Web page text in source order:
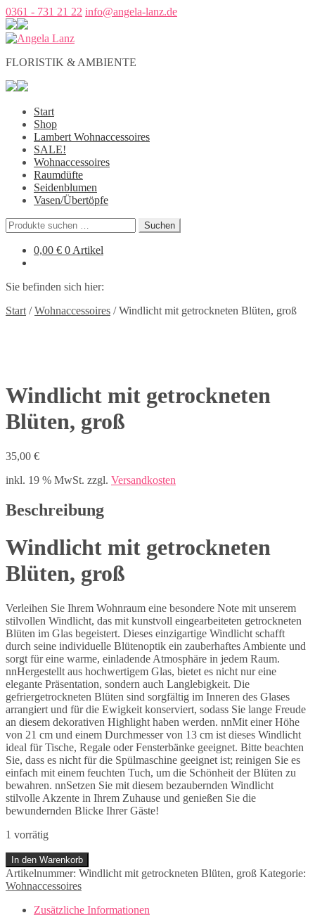
0361 - 731 21 22 info@angela-lanz.de
FLORISTIK & AMBIENTE
Start
Shop
Lambert Wohnaccessoires
SALE!
Wohnaccessoires
Raumdüfte
Seidenblumen
Vasen/Übertöpfe
Suchen
nach:
Suchen
0,00 € 0 Artikel
Sie befinden sich hier:
Start /Wohnaccessoires /Windlicht mit getrockneten Blüten, groß
Windlicht mit getrockneten
Blüten, groß
35,00 €
inkl. 19 % MwSt. zzgl. Versandkosten
Beschreibung
Windlicht mit getrockneten
Blüten, groß
Verleihen Sie Ihrem Wohnraum eine besondere Note mit unserem
stilvollen Windlicht, das mit kunstvoll eingearbeiteten getrockneten
Blüten im Glas begeistert. Dieses einzigartige Windlicht schafft
durch seine individuelle Blütenoptik ein zauberhaftes Ambiente und
sorgt für eine warme, einladende Atmosphäre in jedem Raum.
nnHergestellt aus hochwertigem Glas, bietet es nicht nur eine
elegante Präsentation, sondern auch Langlebigkeit. Die
gefriergetrockneten Blüten sind sorgfältig im Inneren des Glases
arrangiert und für die Ewigkeit konserviert, sodass Sie lange Freude
an diesem dekorativen Highlight haben werden. nnMit einer Höhe
von 21 cm und einem Durchmesser von 13 cm ist dieses Windlicht
ideal für Tische, Regale oder Fensterbänke geeignet. Bitte beachten
Sie, dass es nicht für die Spülmaschine geeignet ist; reinigen Sie es
einfach mit einem feuchten Tuch, um die Schönheit der Blüten zu
bewahren. nnSetzen Sie mit diesem bezaubernden Windlicht
stilvolle Akzente in Ihrem Zuhause und genießen Sie die
bewundernden Blicke Ihrer Gäste!
1 vorrätig
Windlicht
mit
getrockneten
groß
In den Warenkorb
Artikelnummer: Windlicht mit getrockneten Blüten, groß Kategorie:
Wohnaccessoires
Zusätzliche Informationen